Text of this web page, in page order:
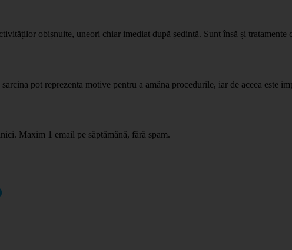
obișnuite, uneori chiar imediat după ședință. Sunt însă și tratamente
pot reprezenta motive pentru a amâna procedurile, iar de aceea este
Maxim 1 email pe săptămână, fără spam.